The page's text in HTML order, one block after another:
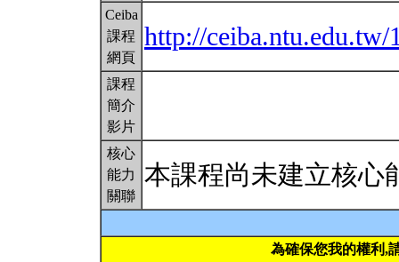
Ceiba
課程
網頁
http://ceiba.ntu.edu.tw/
課程
簡介
影片
核心
能力
關聯
本課程尚未建立核心
為確保您我的權利,